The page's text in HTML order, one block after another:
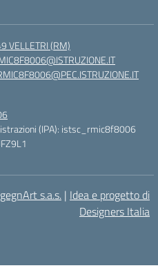
VELLETRI (RM)
(IPA): istsc_rmic8f8006
s.a.s. | Idea e progetto di
Designers Italia